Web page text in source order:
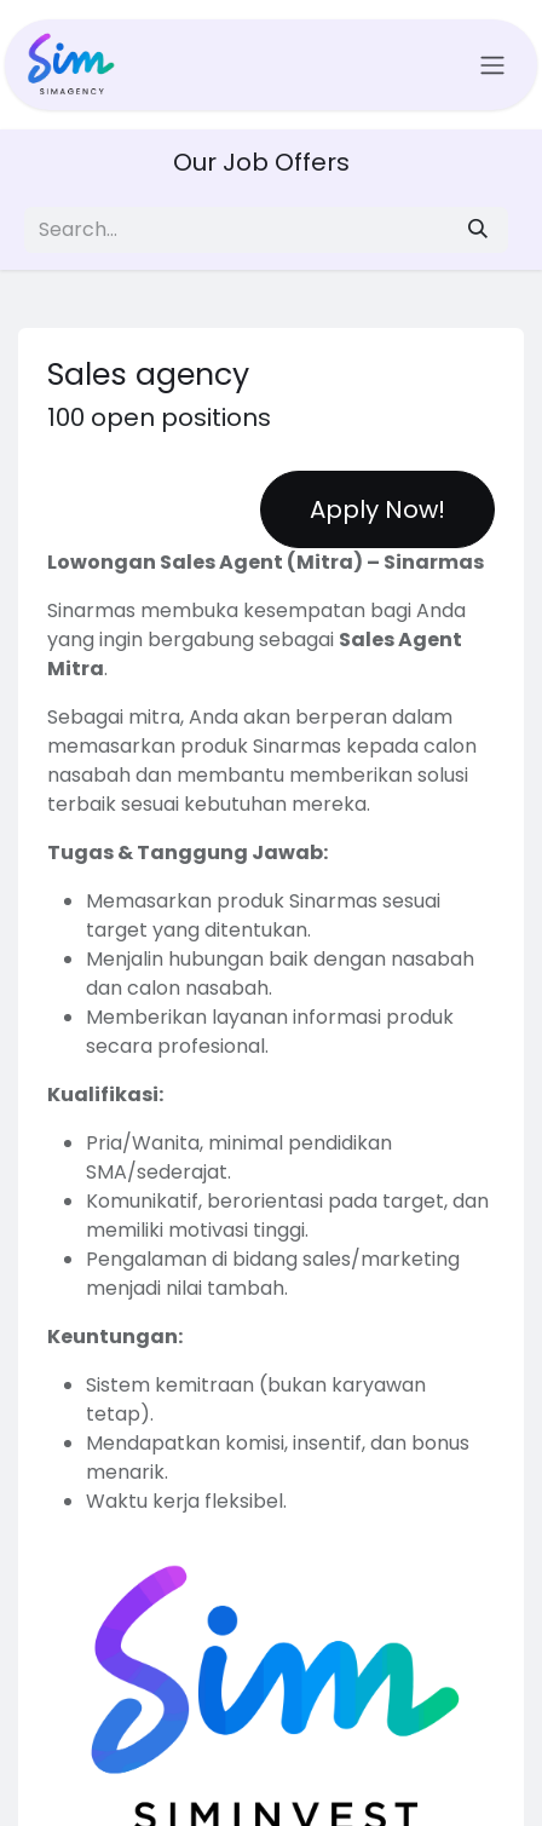
Our Job Offers
Sales agency
100 open positions
Apply Now!
Lowongan Sales Agent (Mitra) – Sinarmas
Sinarmas membuka kesempatan bagi Anda
yang ingin bergabung sebagai Sales Agent
Mitra.
Sebagai mitra, Anda akan berperan dalam
memasarkan produk Sinarmas kepada calon
nasabah dan membantu memberikan solusi
terbaik sesuai kebutuhan mereka.
Tugas & Tanggung Jawab:
Memasarkan produk Sinarmas sesuai
target yang ditentukan.
Menjalin hubungan baik dengan nasabah
dan calon nasabah.
Memberikan layanan informasi produk
secara profesional.
Kualifikasi:
Pria/Wanita, minimal pendidikan
SMA/sederajat.
Komunikatif, berorientasi pada target, dan
memiliki motivasi tinggi.
Pengalaman di bidang sales/marketing
menjadi nilai tambah.
Keuntungan:
Sistem kemitraan (bukan karyawan
tetap).
Mendapatkan komisi, insentif, dan bonus
menarik.
Waktu kerja fleksibel.